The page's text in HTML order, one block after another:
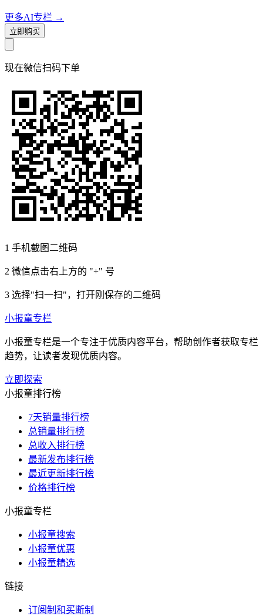
更多AI专栏 →
立即购买
现在微信扫码下单
1 手机截图二维码
2 微信点击右上方的 "+" 号
3 选择"扫一扫"，打开刚保存的二维码
小报童专栏
小报童专栏是一个专注于优质内容平台，帮助创作者获取专栏
趋势，让读者发现优质内容。
立即探索
小报童排行榜
7天销量排行榜
总销量排行榜
总收入排行榜
最新发布排行榜
最近更新排行榜
价格排行榜
小报童专栏
小报童搜索
小报童优惠
小报童精选
链接
订阅制和买断制